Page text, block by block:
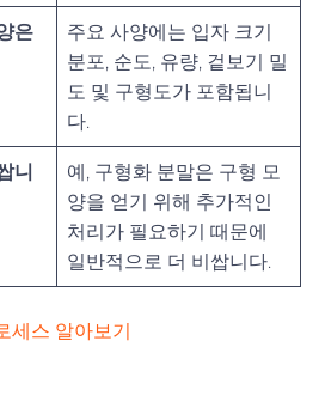
은
주요 사양에는 입자 크기
분포, 순도, 유량, 겉보기 밀
도 및 구형도가 포함됩니
다.
니
예, 구형화 분말은 구형 모
양을 얻기 위해 추가적인
처리가 필요하기 때문에
일반적으로 더 비쌉니다.
세스 알아보기